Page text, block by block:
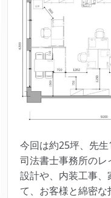
今回は約25坪、先
司法書士事務所のレ
設計や、内装工事
て、お客様と綿密